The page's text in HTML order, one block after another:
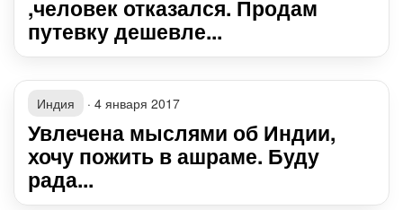
,человек отказался. Продам
путевку дешевле...
Индия · 4 января 2017
Увлечена мыслями об Индии,
хочу пожить в ашраме. Буду
рада...